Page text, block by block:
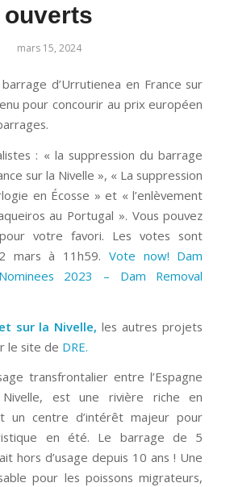
ouverts
mars 15, 2024
d’Urrutienea en France sur
pour concourir au prix européen
: « la suppression du barrage
sur la Nivelle », « La suppression
en Écosse » et « l’enlèvement
au Portugal ». Vous pouvez
votre favori. Les votes sont
mars à 11h59. Vote now! Dam
2023 – Dam Removal
sur la Nivelle, les autres projets
le site de DRE.
transfrontalier entre l’Espagne
est une rivière riche en
un centre d’intérêt majeur pour
en été. Le barrage de 5
hors d’usage depuis 10 ans ! Une
pour les poissons migrateurs,